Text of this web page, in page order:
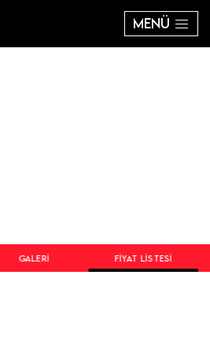
MENÜ
GALERI FIYAT LISTESI